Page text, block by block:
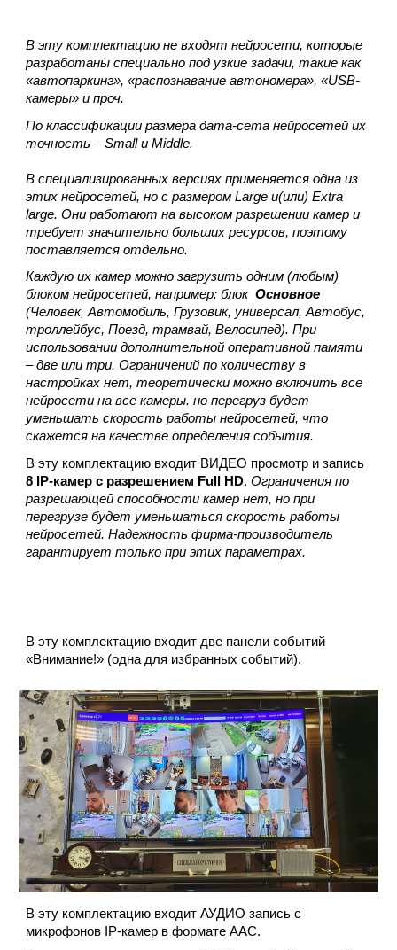
В эту комплектацию не входят нейросети, которые
разработаны специально под узкие задачи, такие как
«автопаркинг», «распознавание автономера», «USB-
камеры» и проч.
По классификации размера дата-сета нейросетей их
точность – Small и Middle.
В специализированных версиях применяется одна из
этих нейросетей, но с размером Large и(или) Extra
large. Они работают на высоком разрешении камер и
требует значительно больших ресурсов, поэтому
поставляется отдельно.
Каждую их камер можно загрузить одним (любым)
блоком нейросетей, например: блокОсновное
(Человек, Автомобиль, Грузовик, универсал, Автобус,
троллейбус, Поезд, трамвай, Велосипед). При
использовании дополнительной оперативной памяти
– две или три. Ограничений по количеству в
настройках нет, теоретически можно включить все
нейросети на все камеры. но перегруз будет
уменьшать скорость работы нейросетей, что
скажется на качестве определения события.
В эту комплектацию входит ВИДЕО просмотр и запись
8 IP-камер с разрешением Full HD.Ограничения по
разрешающей способности камер нет, но при
перегрузе будет уменьшаться скорость работы
нейросетей. Надежность фирма-производитель
гарантирует только при этих параметрах.
В эту комплектацию входит две панели событий
«Внимание!» (одна для избранных событий).
В эту комплектацию входит АУДИО запись с
микрофонов IP-камер в формате AAC.